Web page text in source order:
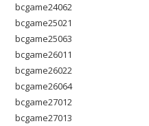
bcgame24062
bcgame25021
bcgame25063
bcgame26011
bcgame26022
bcgame26064
bcgame27012
bcgame27013